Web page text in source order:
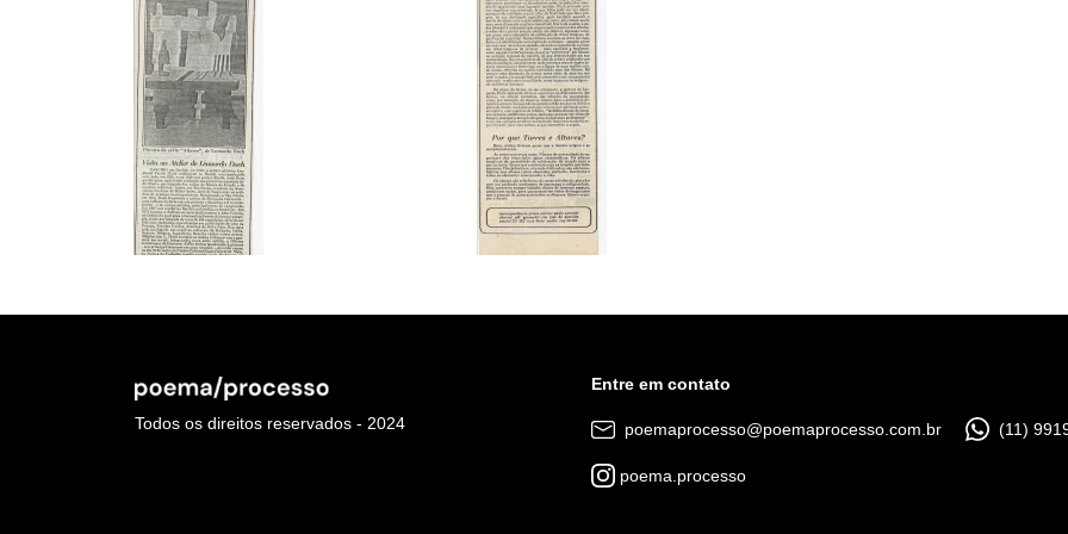
Todos os direitos reservados - 2024
Entre em contato
poemaprocesso@poemaprocesso.com.br (11)
poema.processo